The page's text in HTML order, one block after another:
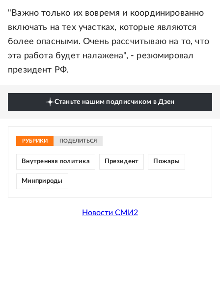
"Важно только их вовремя и координированно
включать на тех участках, которые являются
более опасными. Очень рассчитываю на то, что
эта работа будет налажена", - резюмировал
президент РФ.
Станьте нашим подписчиком в Дзен
РУБРИКИ ПОДЕЛИТЬСЯ
Внутренняя политика Президент Пожары
Минприроды
Новости СМИ2